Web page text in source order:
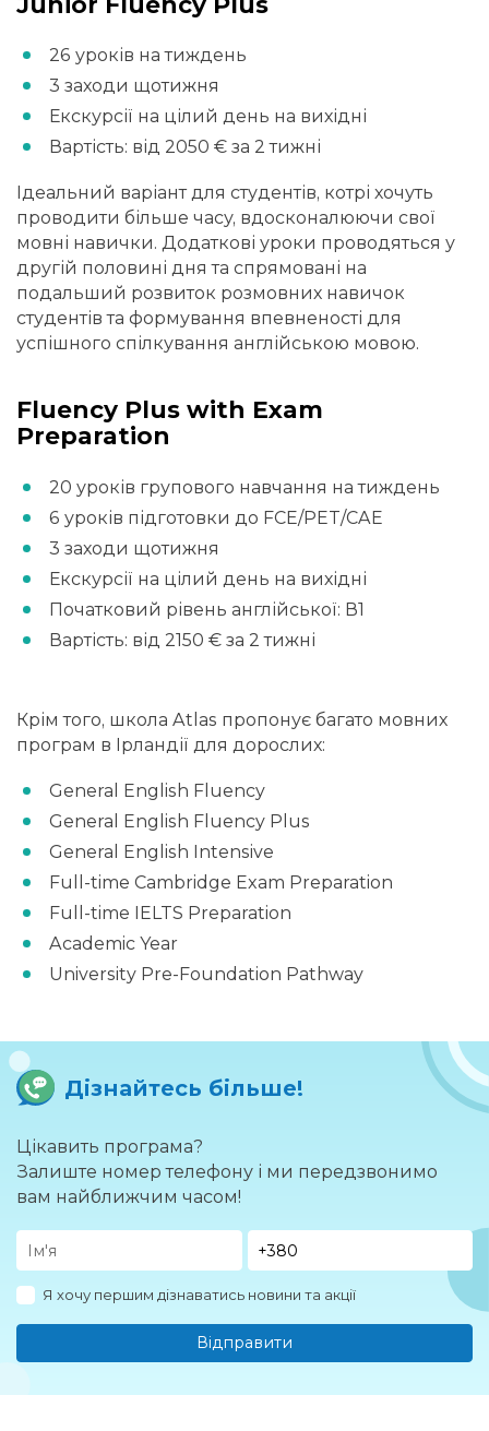
26 уроків на тиждень
3 заходи щотижня
Екскурсії на цілий день на вихідні
Вартість: від 2050 € за 2 тижні
Ідеальний варіант для студентів, котрі хочуть
проводити більше часу, вдосконалюючи свої
мовні навички. Додаткові уроки проводяться у
другій половині дня та спрямовані на
подальший розвиток розмовних навичок
студентів та формування впевненості для
успішного спілкування англійською мовою.
Fluency Plus with Exam
Preparation
20 уроків групового навчання на тиждень
6 уроків підготовки до FCE/PET/CAE
3 заходи щотижня
Екскурсії на цілий день на вихідні
Початковий рівень англійської: В1
Вартість: від 2150 € за 2 тижні
Крім того, школа Atlas пропонує багато мовних
програм в Ірландії для дорослих:
General English Fluency
General English Fluency Plus
General English Intensive
Full-time Cambridge Exam Preparation
Full-time IELTS Preparation
Academic Year
University Pre-Foundation Pathway
Дізнайтесь більше!
Цікавить програма?
Залиште номер телефону і ми передзвонимо
вам найближчим часом!
Я хочу першим дізнаватись новини та акції
Відправити